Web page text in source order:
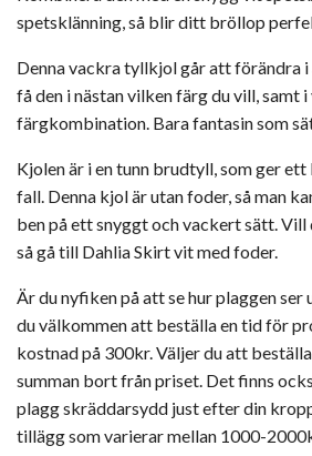
spetsklänning, så blir ditt bröllop
Denna vackra tyllkjol går att förändra i
få den i nästan vilken färg du vill, samt
färgkombination. Bara fantasin som
Kjolen är i en tunn brudtyll, som ger
fall. Denna kjol är utan foder, så man
ben på ett snyggt och vackert sätt. Vill
så gå till Dahlia Skirt vit med foder.
Är du nyfiken på att se hur plaggen ser
du välkommen att beställa en tid för
kostnad på 300kr. Väljer du att
summan bort från priset. Det finns
plagg skräddarsydd just efter din
tillägg som varierar mellan 1000-